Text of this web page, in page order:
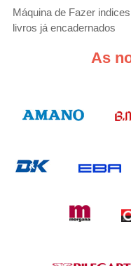
Máquina de Fazer
livros já encadernados
As